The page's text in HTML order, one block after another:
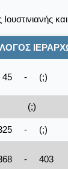
45 - (;)
(;)
- (;)
- 403